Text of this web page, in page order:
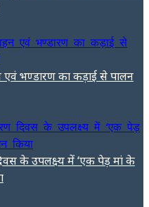
भण्डारण का कड़ाई से पालन
के उपलक्ष्य में ‘एक पेड़ मां के